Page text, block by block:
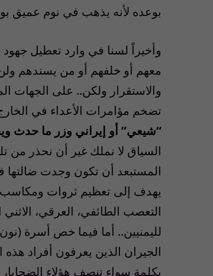
بوعده لأنه يذهب في نوم عميق
وأخيراً لسنا في وارد تعطيل
معهم أو خلفهم أو من يسندهم
والاستقرار ولكن.. على الجهات
تضخم مؤامرات الأعداء في
“شيعي” أو إيراني وزر ما حدث
السياق لا نملك غير أن نحذر من
المستبعد أن تكون وجدت ضالتها
يهدف إلى تعظيم ثروات ومكاسب
التعصب الطائفي، العرقي،
لليمنيين.. أما فيما خص أسرة
الجيران الذين يعرفون أفراد
بكلمة سواء تنصف هؤلاء